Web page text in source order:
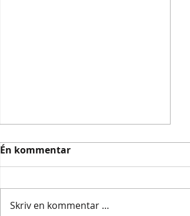
Én kommentar
Skriv en kommentar …